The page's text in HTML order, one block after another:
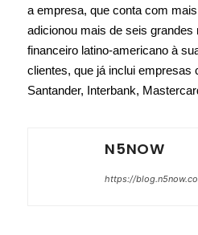
a empresa, que conta com
adicionou mais de seis grandes
financeiro latino-americano à
clientes, que já inclui empresas
Santander, Interbank,
N5NOW
https://